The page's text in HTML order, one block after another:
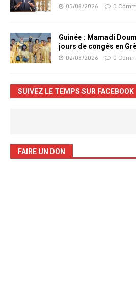
05/08/2026 0
Guinée : Mamadi
jours de congés en
02/08/2026 0
SUIVEZ LE TEMPS SUR FACEBOOK
FAIRE UN DON